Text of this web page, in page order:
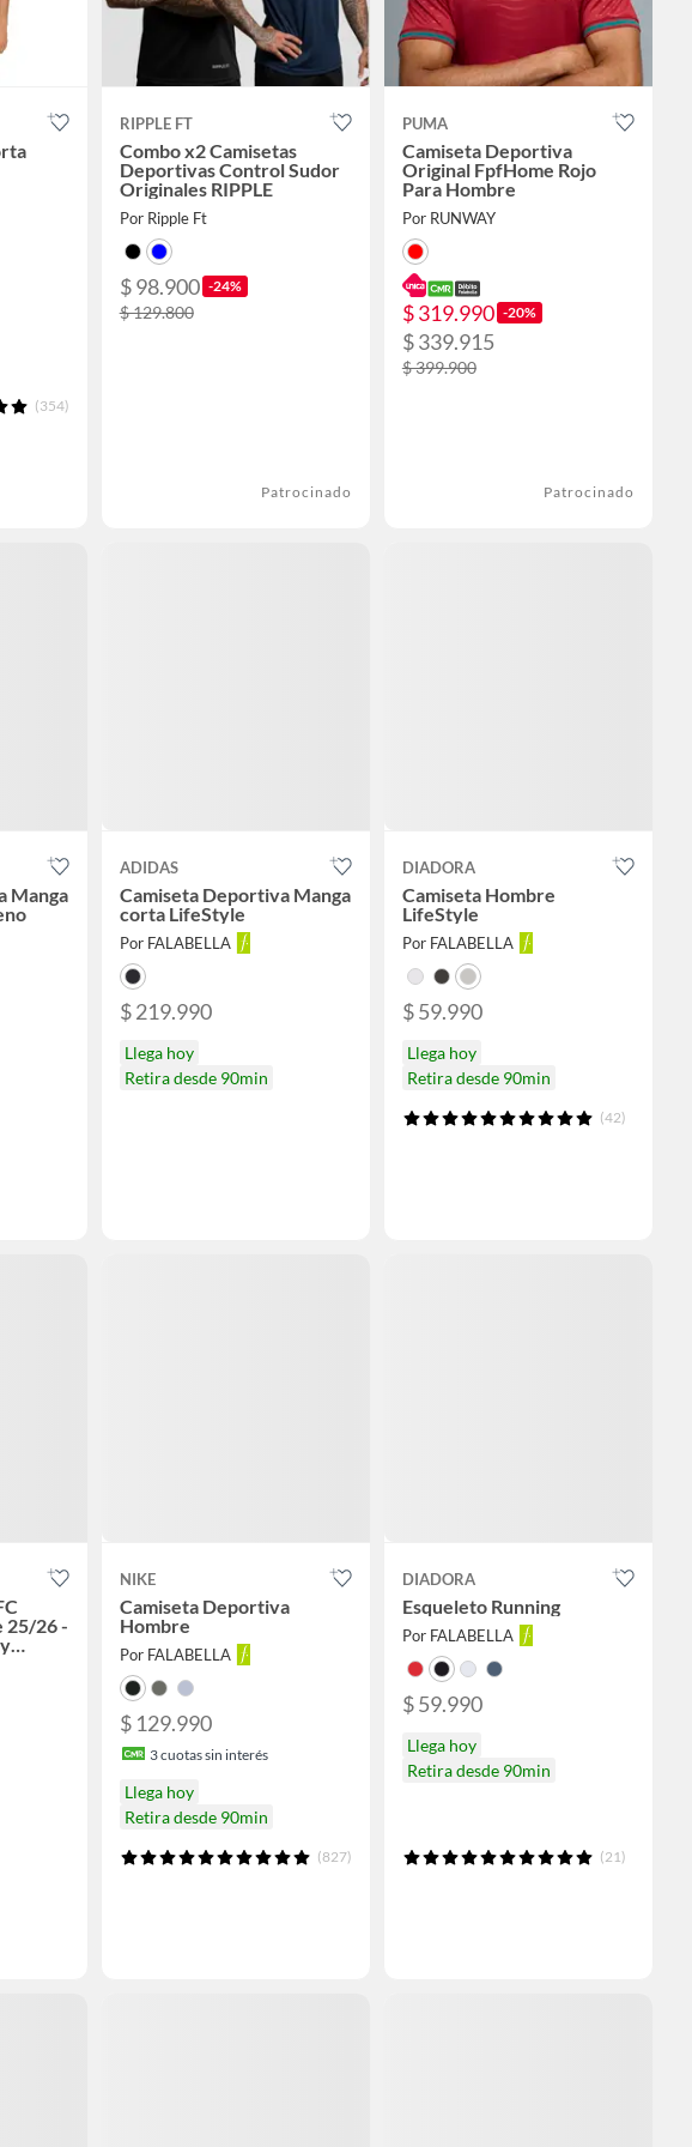
(354)
RIPPLE FT
Combo x2 Camisetas
Deportivas Control Sudor
Originales RIPPLE
Por Ripple Ft
$ 98.900 -24%
$ 129.800
Patrocinado
PUMA
Camiseta Deportiva
Original FpfHome Rojo
Para Hombre
Por RUNWAY
$ 319.990 -20%
$ 339.915
$ 399.900
Patrocinado
Manga
ADIDAS
Camiseta Deportiva Manga
corta LifeStyle
Por FALABELLA
$ 219.990
Llega hoy
Retira desde 90min
DIADORA
Camiseta Hombre
LifeStyle
Por FALABELLA
$ 59.990
Llega hoy
Retira desde 90min
(42)
25/26 -
NIKE
Camiseta Deportiva
Hombre
Por FALABELLA
$ 129.990
3cuotas sin interés
Llega hoy
Retira desde 90min
(827)
DIADORA
Esqueleto Running
Por FALABELLA
$ 59.990
Llega hoy
Retira desde 90min
(21)